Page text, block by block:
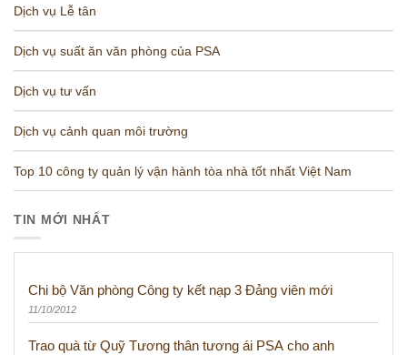
Dịch vụ Lễ tân
Dịch vụ suất ăn văn phòng của PSA
Dịch vụ tư vấn
Dịch vụ cảnh quan môi trường
Top 10 công ty quản lý vận hành tòa nhà tốt nhất Việt Nam
TIN MỚI NHẤT
Chi bộ Văn phòng Công ty kết nạp 3 Đảng viên mới
11/10/2012
Trao quà từ Quỹ Tương thân tương ái PSA cho anh